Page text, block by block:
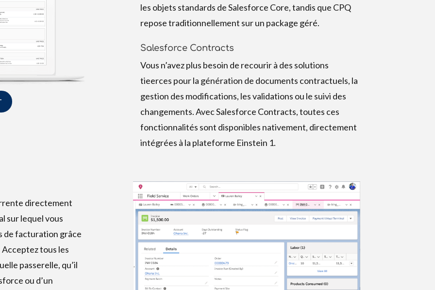
les objets standards de Salesforce Core, tandis que CPQ
repose traditionnellement sur un package géré.
Salesforce Contracts
Vous n’avez plus besoin de recourir à des solutions
tieerces pour la génération de documents contractuels, la
gestion des modifications, les validations ou le suivi des
changements. Avec Salesforce Contracts, toutes ces
fonctionnalités sont disponibles nativement, directement
intégrées à la plateforme Einstein 1.
directement
sur lequel vous
de facturation grâce
tous les
passerelle, qu’il
ou d’un